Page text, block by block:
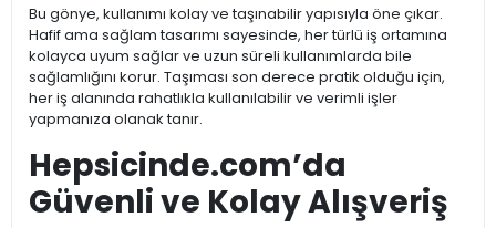
Bu gönye, kullanımı kolay ve taşınabilir yapısıyla öne çıkar.
Hafif ama sağlam tasarımı sayesinde, her türlü iş ortamına
kolayca uyum sağlar ve uzun süreli kullanımlarda bile
sağlamlığını korur. Taşıması son derece pratik olduğu için,
her iş alanında rahatlıkla kullanılabilir ve verimli işler
yapmanıza olanak tanır.
Hepsicinde.com’da
Güvenli ve Kolay Alışveriş